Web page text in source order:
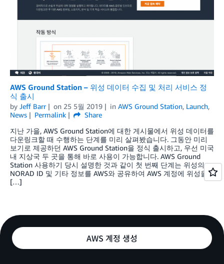
AWS Ground Station – 위성 데이터 수집 및 처리 서비스 정
식 출시
by Jeff Barr on 25 5월 2019 in AWS Ground Station, Launch,
News
Permalink
Share
지난 가을, AWS Ground Station에 대한 게시물에서 위성 데이터를
다운링크할 때 수행하는 단계를 미리 살펴봤습니다. 그동안 미리
보기로 제공하던 AWS Ground Station을 정식 출시하고, 우선 미국
내 지상국 두 곳을 통해 바로 사용이 가능합니다. AWS Ground
Station 사용하기 당시 설명한 것과 같이 첫 번째 단계는 위성의
NORAD ID 및 기타 정보를 AWS와 공유하여 AWS 계정에 위성을
[…]
AWS 계정 생성